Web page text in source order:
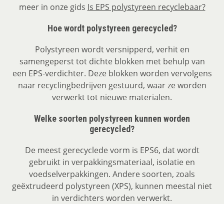
meer in onze gids Is EPS polystyreen recyclebaar?
Hoe wordt polystyreen gerecycled?
Polystyreen wordt versnipperd, verhit en
samengeperst tot dichte blokken met behulp van
een EPS-verdichter. Deze blokken worden vervolgens
naar recyclingbedrijven gestuurd, waar ze worden
verwerkt tot nieuwe materialen.
Welke soorten polystyreen kunnen worden
gerecycled?
De meest gerecyclede vorm is EPS6, dat wordt
gebruikt in verpakkingsmateriaal, isolatie en
voedselverpakkingen. Andere soorten, zoals
geëxtrudeerd polystyreen (XPS), kunnen meestal niet
in verdichters worden verwerkt.